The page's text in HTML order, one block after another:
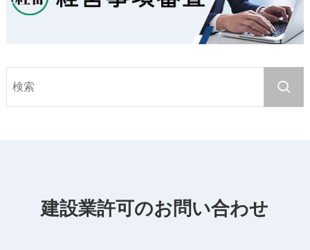
建設業許可のお問い合わせ